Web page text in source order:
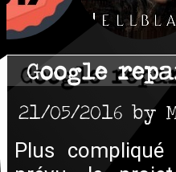
Google
21/05/2016 by
Plus